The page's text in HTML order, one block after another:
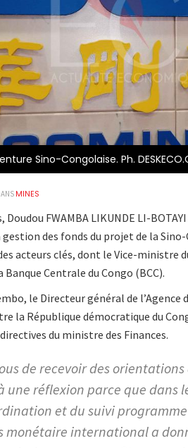
Sino-Congolaise. Ph.
MINES
Doudou FWAMBA LIKUNDE LI-
des fonds du projet de la Sino-
acteurs clés, dont le Vice-ministre
Banque Centrale du Congo (BCC).
le Directeur général de
la République démocratique du
du ministre des Finances.
de recevoir des
réflexion parce que dans
et du suivi programme
monétaire international a